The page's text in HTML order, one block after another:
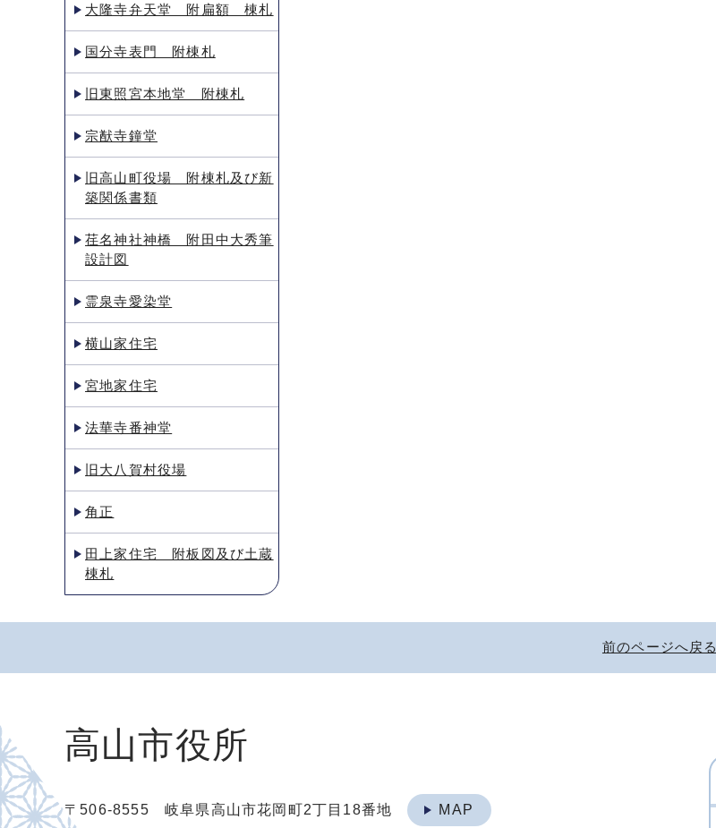
大隆寺弁天堂 附扁額 棟札
国分寺表門 附棟札
旧東照宮本地堂 附棟札
宗猷寺鐘堂
旧高山町役場 附棟札及び新
築関係書類
荏名神社神橋 附田中大秀筆
設計図
霊泉寺愛染堂
横山家住宅
宮地家住宅
法華寺番神堂
旧大八賀村役場
角正
田上家住宅 附板図及び土蔵
棟札
前のページへ戻る
高山市役所
〒506-8555 岐阜県高山市花岡町2丁目18番地 MAP